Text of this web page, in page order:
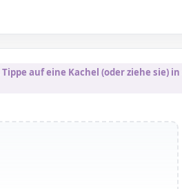
auf eine Kachel (oder ziehe sie)